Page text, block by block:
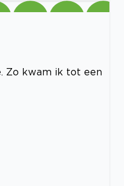
Zo kwam ik tot een